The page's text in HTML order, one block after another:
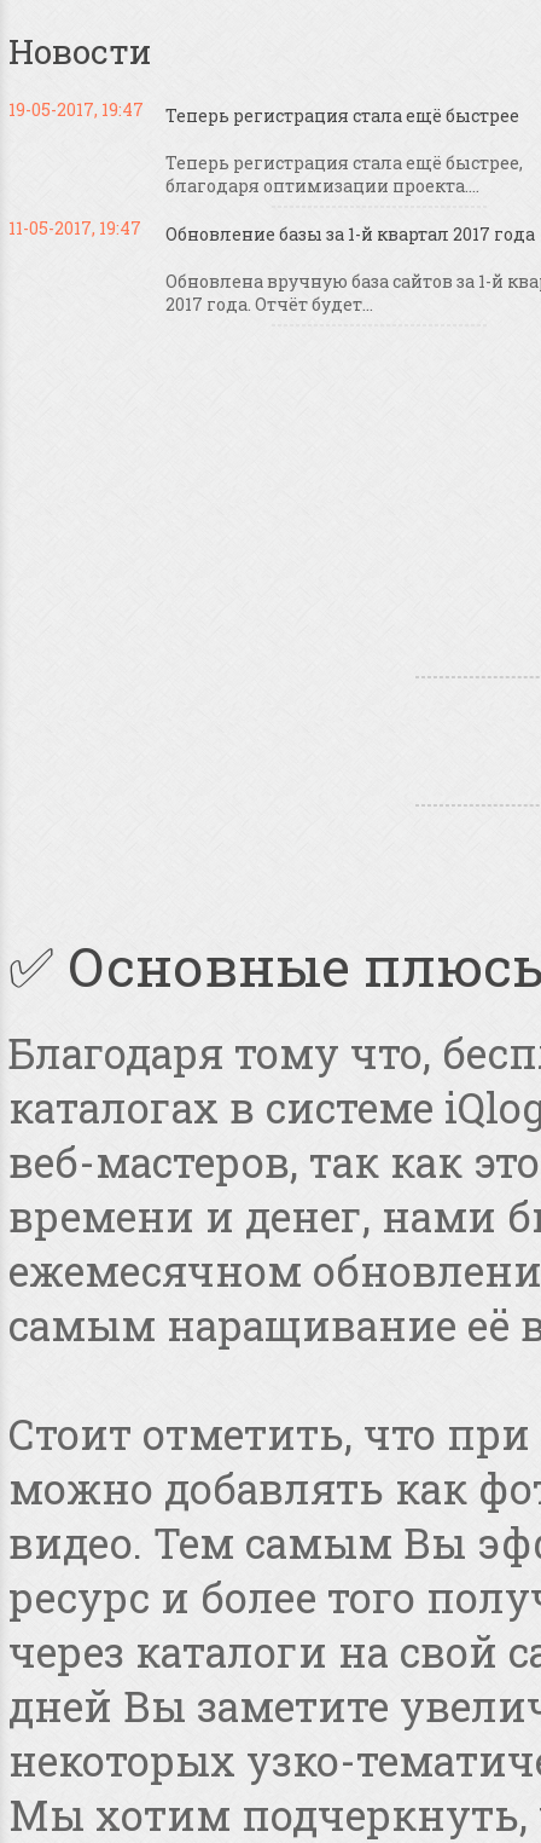
Новости
19-05-2017, 19:47 Теперь регистрация стала ещё быстрее
Теперь регистрация стала ещё быстрее,
благодаря оптимизации проекта....
11-05-2017, 19:47
Обновление базы за 1-й квартал 2017 года
Обновлена вручную база сайтов за 1-й
2017 года. Отчёт будет...
✅ Основные
Благодаря тому что,
каталогах в системе
веб-мастеров, так как
времени и денег, нами
ежемесячном
самым наращивание её
Стоит отметить, что
можно добавлять как
видео. Тем самым Вы
ресурс и более того
через каталоги на свой
дней Вы заметите
некоторых узко-
Мы хотим подчеркнуть,